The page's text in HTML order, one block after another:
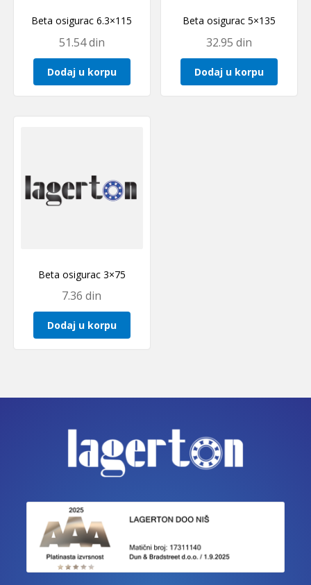
Beta osigurac 6.3×115
51.54din
Dodaj u korpu
Beta osigurac 5×135
32.95din
Dodaj u korpu
Beta osigurac 3×75
7.36din
Dodaj u korpu